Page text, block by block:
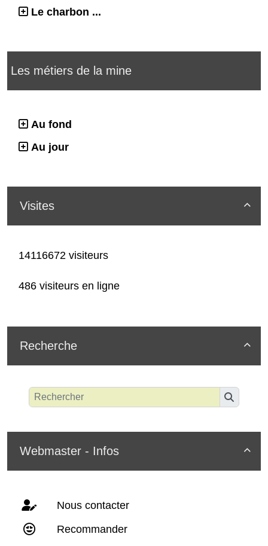
Le charbon ...
Les métiers de la mine
Au fond
Au jour

Visites
14116672 visiteurs
486 visiteurs en ligne

Recherche

Webmaster - Infos
Nous contacter
Recommander